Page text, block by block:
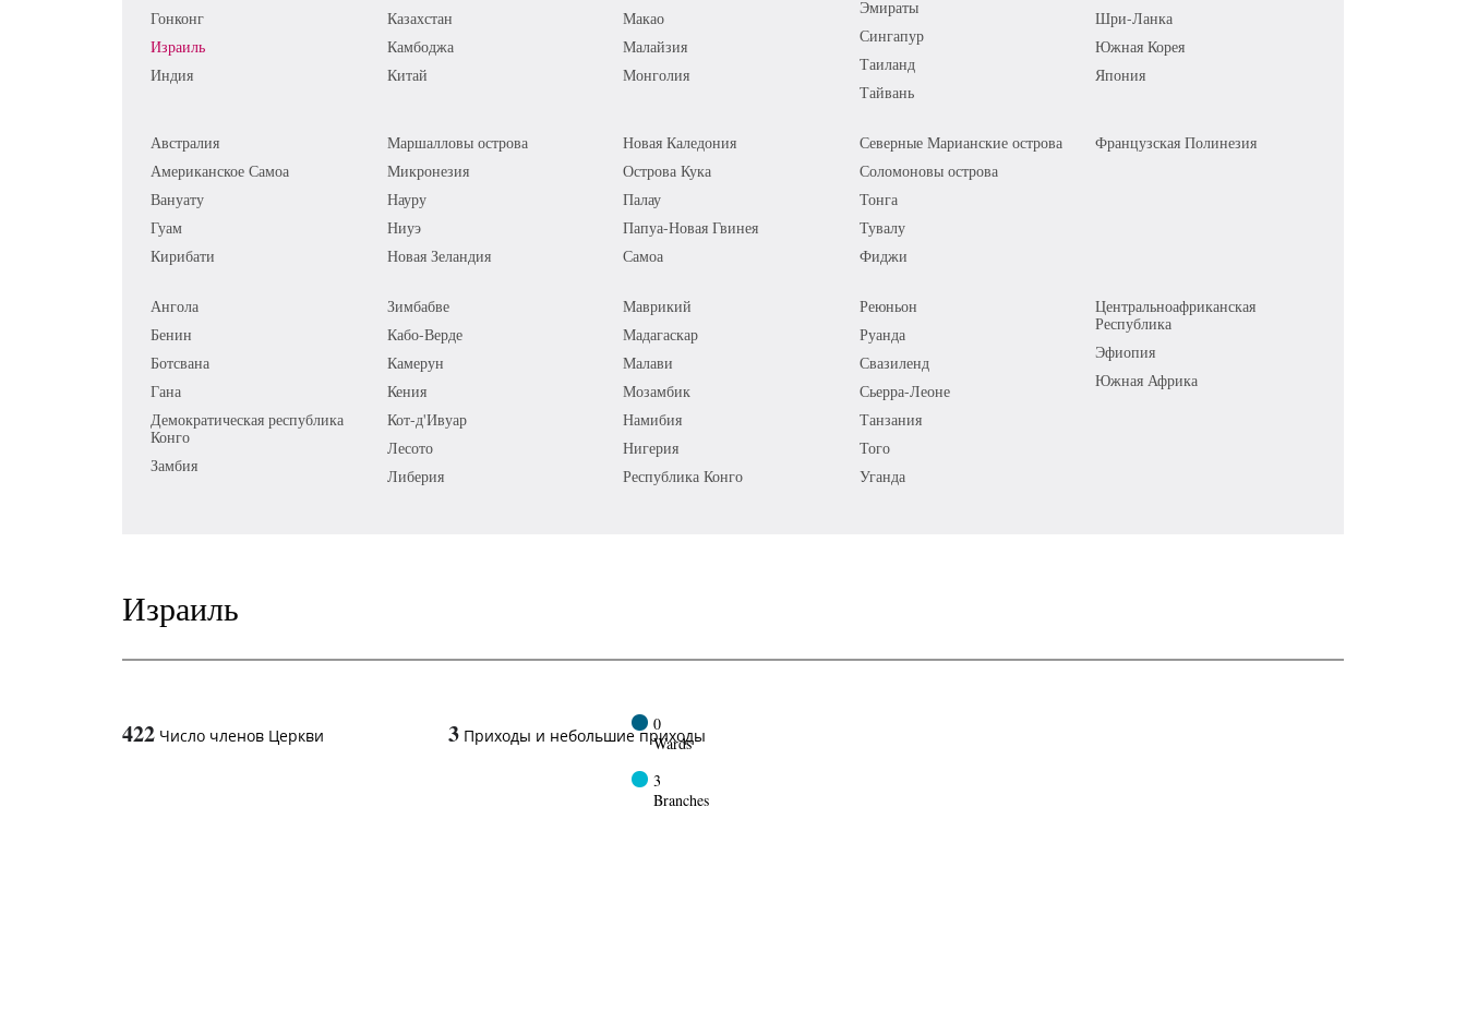
Гонконг
Израиль
Индия
Казахстан
Камбоджа
Китай
Макао
Малайзия
Монголия
Эмираты
Сингапур
Таиланд
Тайвань
Шри-Ланка
Южная Корея
Япония
Австралия
Американское Самоа
Вануату
Гуам
Кирибати
Маршалловы острова
Микронезия
Науру
Ниуэ
Новая Зеландия
Новая Каледония
Острова Кука
Палау
Папуа-Новая Гвинея
Самоа
Северные Марианские острова
Соломоновы острова
Тонга
Тувалу
Фиджи
Французская Полинезия
Ангола
Бенин
Ботсвана
Гана
Демократическая республика
Конго
Замбия
Зимбабве
Кабо-Верде
Камерун
Кения
Кот-д'Ивуар
Лесото
Либерия
Маврикий
Мадагаскар
Малави
Мозамбик
Намибия
Нигерия
Республика Конго
Реюньон
Руанда
Свазиленд
Сьерра-Леоне
Танзания
Того
Уганда
Центральноафриканская
Республика
Эфиопия
Южная Африка
Израиль
422 Число членов Церкви 3 Приходы и небольшие приходы
0
Wards
3
Branches